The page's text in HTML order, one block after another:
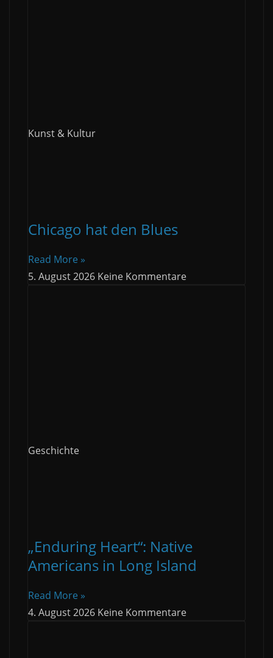
Kunst & Kultur
Chicago hat den Blues
Read More »
5. August 2026 Keine Kommentare
Geschichte
„Enduring Heart“: Native
Americans in Long Island
Read More »
4. August 2026 Keine Kommentare